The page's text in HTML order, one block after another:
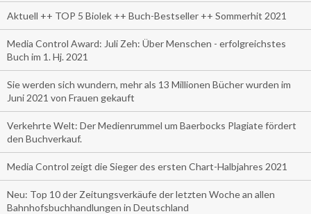
Aktuell ++ TOP 5 Biolek ++ Buch-Bestseller ++ Sommerhit 2021
Media Control Award: Juli Zeh: Über Menschen - erfolgreichstes
Buch im 1. Hj. 2021
Sie werden sich wundern, mehr als 13 Millionen Bücher wurden im
Juni 2021 von Frauen gekauft
Verkehrte Welt: Der Medienrummel um Baerbocks Plagiate fördert
den Buchverkauf.
Media Control zeigt die Sieger des ersten Chart-Halbjahres 2021
Neu: Top 10 der Zeitungsverkäufe der letzten Woche an allen
Bahnhofsbuchhandlungen in Deutschland